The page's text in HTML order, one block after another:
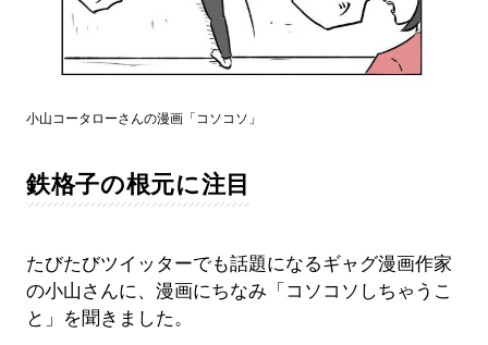
小山コータローさんの漫画「コソコソ」
鉄格子の根元に注目
たびたびツイッターでも話題になるギャグ漫画作家
の小山さんに、漫画にちなみ「コソコソしちゃうこ
と」を聞きました。